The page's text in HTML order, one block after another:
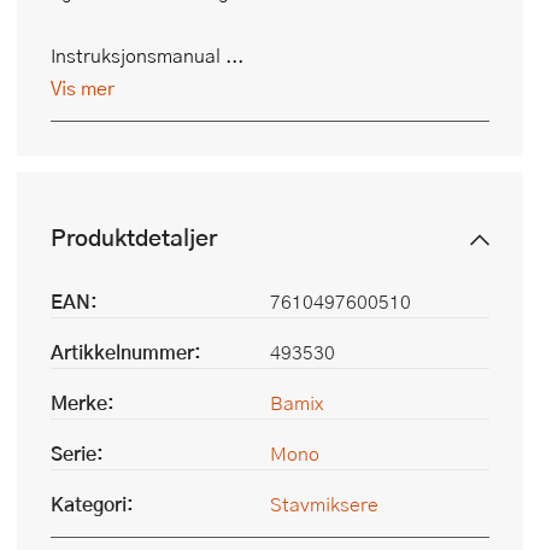
Instruksjonsmanual ...
Vis mer
Produktdetaljer
EAN:
7610497600510
Artikkelnummer:
493530
Merke:
Bamix
Serie:
Mono
Kategori:
Stavmiksere